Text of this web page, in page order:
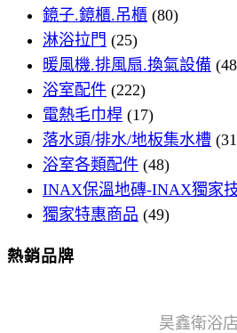
鏡子.鏡櫃.吊櫃 (80)
淋浴拉門 (25)
暖風機.排風扇.換氣設備
浴室配件 (222)
電熱毛巾桿 (17)
落水頭/排水/地板集水槽
浴室各類配件 (48)
INAX保溫地磚-INAX獨家
獨家特惠商品 (49)
熱銷品牌
昊鑫衛浴店